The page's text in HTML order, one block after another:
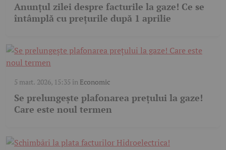
Anunțul zilei despre facturile la gaze! Ce se
întâmplă cu prețurile după 1 aprilie
5 mart. 2026, 15:35 în Economic
Se prelungește plafonarea prețului la gaze!
Care este noul termen